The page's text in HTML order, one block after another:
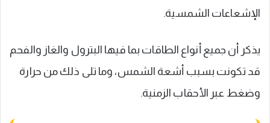
الإشعاعات الشمسية.
يذكر أن جميع أنواع الطاقات بما فيها البترول والغاز والفحم
قد تكونت بسبب أشعة الشمس، وما تلى ذلك من حرارة
وضغط عبر الأحقاب الزمنية.